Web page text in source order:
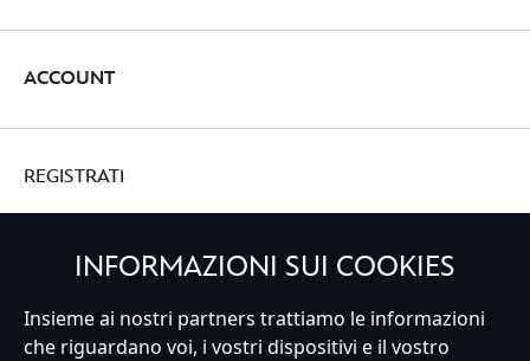
ACCOUNT
REGISTRATI
Italy
INFORMAZIONI SUI COOKIES
Insieme ai nostri partners trattiamo le informazioni
che riguardano voi, i vostri dispositivi e il vostro